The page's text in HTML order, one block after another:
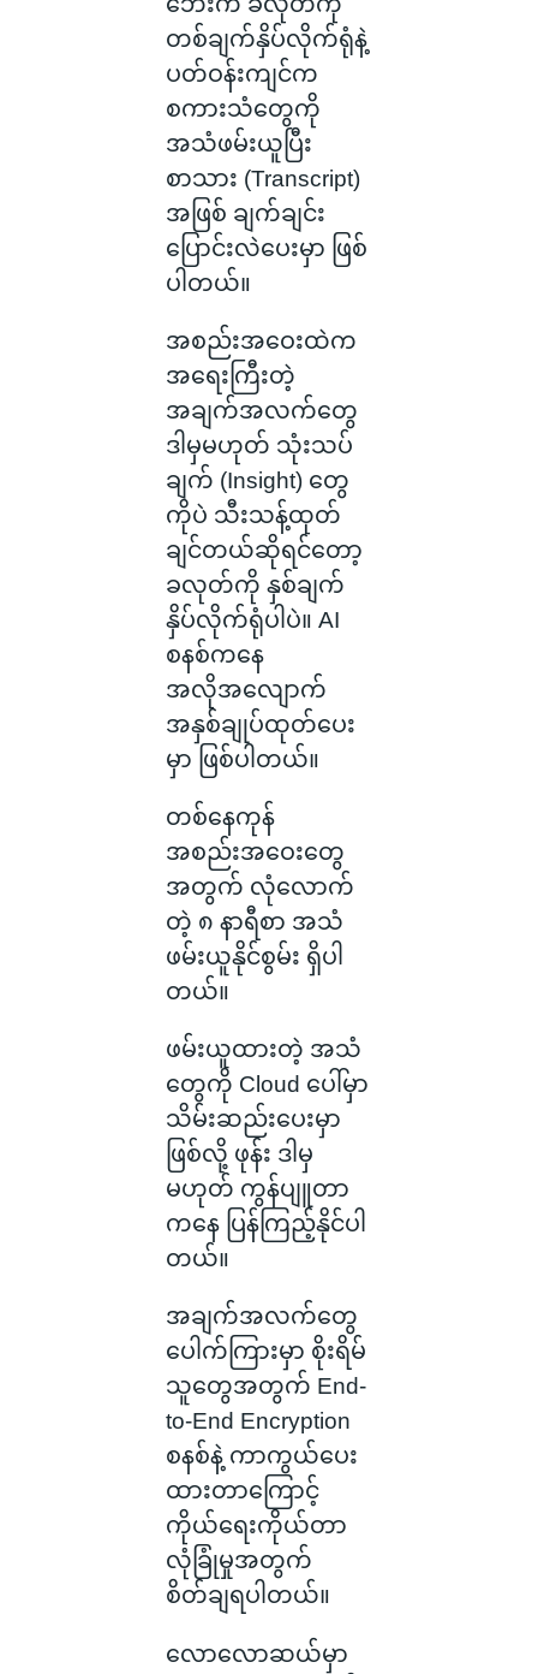
တစ်ချက်နှိပ်လိုက်ရုံနဲ့
ပတ်ဝန်းကျင်က
စကားသံတွေကို
အသံဖမ်းယူပြီး
စာသား (Transcript)
အဖြစ် ချက်ချင်း
ပြောင်းလဲပေးမှာ ဖြစ်
ပါတယ်။
အစည်းအဝေးထဲက
အရေးကြီးတဲ့
အချက်အလက်တွေ
ဒါမှမဟုတ် သုံးသပ်
ချက် (Insight) တွေ
ကိုပဲ သီးသန့်ထုတ်
ချင်တယ်ဆိုရင်တော့
ခလုတ်ကို နှစ်ချက်
နှိပ်လိုက်ရုံပါပဲ။ AI
စနစ်ကနေ
အလိုအလျောက်
အနှစ်ချုပ်ထုတ်ပေး
မှာ ဖြစ်ပါတယ်။
တစ်နေကုန်
အစည်းအဝေးတွေ
အတွက် လုံလောက်
တဲ့ ၈ နာရီစာ အသံ
ဖမ်းယူနိုင်စွမ်း ရှိပါ
တယ်။
ဖမ်းယူထားတဲ့ အသံ
တွေကို Cloud ပေါ်မှာ
သိမ်းဆည်းပေးမှာ
ဖြစ်လို့ ဖုန်း ဒါမှ
မဟုတ် ကွန်ပျူတာ
ကနေ ပြန်ကြည့်နိုင်ပါ
တယ်။
အချက်အလက်တွေ
ပေါက်ကြားမှာ စိုးရိမ်
သူတွေအတွက် End-
to-End Encryption
စနစ်နဲ့ ကာကွယ်ပေး
ထားတာကြောင့်
ကိုယ်ရေးကိုယ်တာ
လုံခြုံမှုအတွက်
စိတ်ချရပါတယ်။
လောလောဆယ်မှာ